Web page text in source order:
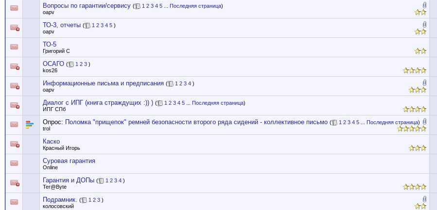
Вопросы по гарантии/сервису ( 1 2 3 4 5 Последняя страница)
oapv
ТО-3, отчеты ( 1 2 3 4 5 )
oapv
ТО-5
Григорий С
ОСАГО ( 1 2 3 )
kos26
Информационные письма и предписания ( 1 2 3 4 )
oapv
Диалог с ИПГ (книга страждущих :)) ) ( 1 2 3 4 5 Последняя страница)
ИПГ СПб
Опрос: Поломка "прищепок" ремней безопасности второго ряда сидений - коллективное письмо ( 1 2 3 4 5 Последняя страница)
trol
Каско
Красный Игорь
Суровая гарантия
Online
Гарантия и ДОПы ( 1 2 3 4 )
Ter@Byte
Подрамник. ( 1 2 3 )
колосовский